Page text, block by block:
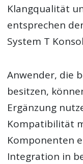
Klangqualität
entsprechen
System T
Anwender, die
besitzen,
Ergänzung
Kompatibilität
Komponenten
Integration in